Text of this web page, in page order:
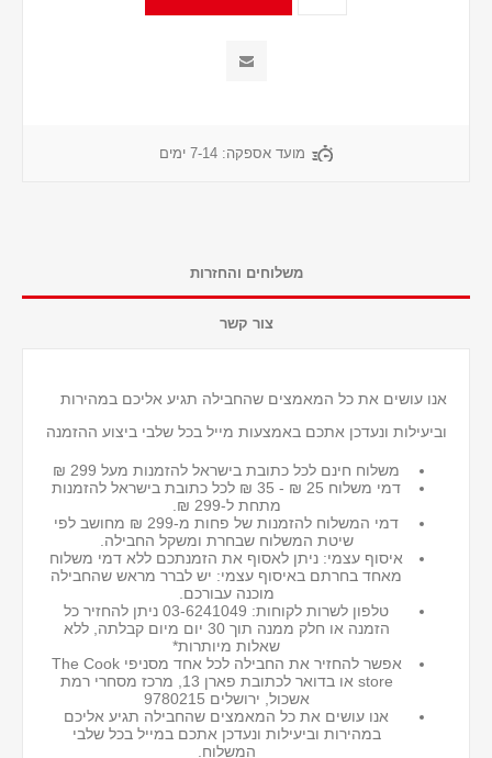
מועד אספקה: 7-14 ימים
משלוחים והחזרות
צור קשר
אנו עושים את כל המאמצים שהחבילה תגיע אליכם במהירות
וביעילות ונעדכן אתכם באמצעות מייל בכל שלבי ביצוע ההזמנה
משלוח חינם לכל כתובת בישראל להזמנות מעל 299 ₪
דמי משלוח 25 ₪ - 35 ₪ לכל כתובת בישראל
להזמנות
מתחת ל-299 ₪.
דמי המשלוח להזמנות של פחות מ-299 ₪ מחושב לפי
שיטת המשלוח שבחרת ומשקל החבילה.
איסוף עצמי: ניתן לאסוף את הזמנתכם ללא דמי משלוח
מאחד בחרתם באיסוף עצמי: יש לברר מראש שהחבילה
מוכנה עבורכם.
טלפון לשרות לקוחות: 03-6241049 ניתן להחזיר כל
הזמנה או חלק ממנה תוך 30 יום מיום קבלתה, ללא
שאלות מיותרות*
אפשר להחזיר את החבילה לכל אחד מסניפי The Cook
store או בדואר לכתובת פארן 13, מרכז מסחרי רמת
אשכול, ירושלים 9780215
אנו עושים את כל המאמצים שהחבילה תגיע אליכם
במהירות וביעילות ונעדכן אתכם במייל בכל שלבי
המשלוח.